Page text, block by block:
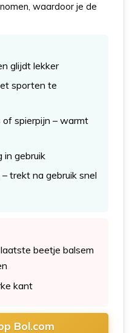
waardoor je de
glijdt lekker
sporten te
of spierpijn – warmt
in gebruik
trekt na gebruik snel
beetje balsem
kant
Bol.com